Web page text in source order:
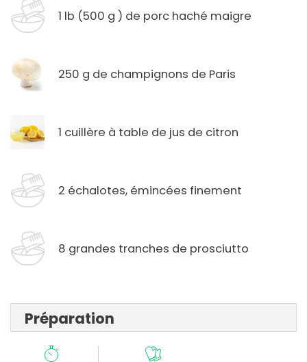
1 lb (500 g ) de porc haché maigre
250 g de champignons de Paris
1 cuillère à table de jus de citron
2 échalotes, émincées finement
8 grandes tranches de prosciutto
Préparation